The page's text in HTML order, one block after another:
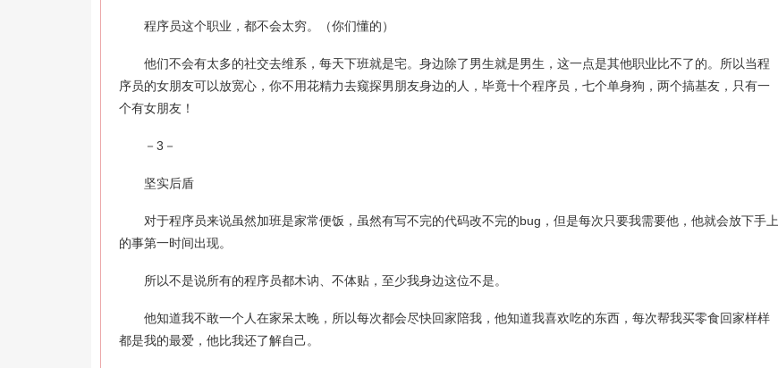
程序员这个职业，都不会太穷。（你们懂的）
他们不会有太多的社交去维系，每天下班就是宅。身边除了男生就是男生，这一点是其他职业比不了的。所以当程
序员的女朋友可以放宽心，你不用花精力去窥探男朋友身边的人，毕竟十个程序员，七个单身狗，两个搞基友，只有一
个有女朋友！
－3－
坚实后盾
对于程序员来说虽然加班是家常便饭，虽然有写不完的代码改不完的bug，但是每次只要我需要他，他就会放下手上
的事第一时间出现。
所以不是说所有的程序员都木讷、不体贴，至少我身边这位不是。
他知道我不敢一个人在家呆太晚，所以每次都会尽快回家陪我，他知道我喜欢吃的东西，每次帮我买零食回家样样
都是我的最爱，他比我还了解自己。